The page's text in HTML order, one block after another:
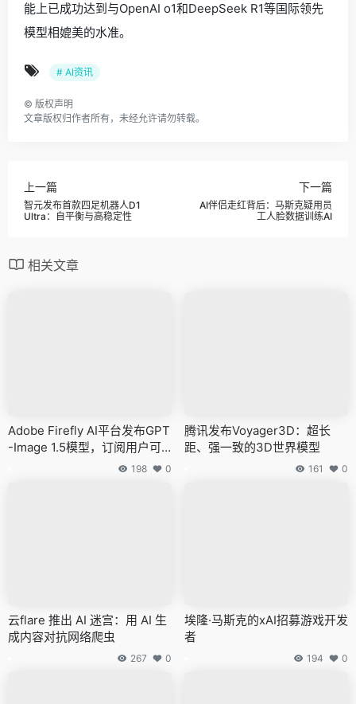
能上已成功达到与OpenAI o1和DeepSeek R1等国际领先
模型相媲美的水准。
# AI资讯
© 版权声明
文章版权归作者所有，未经允许请勿转载。
上一篇
智元发布首款四足机器人D1
Ultra：自平衡与高稳定性
下一篇
AI伴侣走红背后：马斯克疑用员
工人脸数据训练AI
相关文章
Adobe Firefly AI平台发布GPT
-Image 1.5模型，订阅用户可
在1月15日前无限次免费使用
198 0
腾讯发布Voyager3D：超长
距、强一致的3D世界模型
161 0
云flare 推出 AI 迷宫：用 AI 生
成内容对抗网络爬虫
267 0
埃隆·马斯克的xAI招募游戏开发
者
194 0